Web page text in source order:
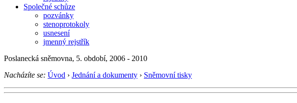
Společné schůze
pozvánky
stenoprotokoly
usnesení
jmenný rejstřík
Poslanecká sněmovna, 5. období, 2006 - 2010
Nacházíte se: Úvod › Jednání a dokumenty › Sněmovní tisky